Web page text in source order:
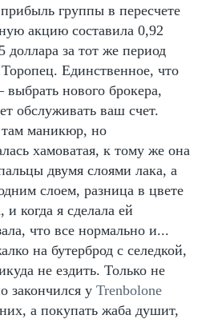
группы в пересчете
акцию составила 0,92
доллара за тот же период
Единственное, что
нового брокера,
обслуживать ваш счет.
там маникюр, но
хамоватая, к тому же она
двумя слоями лака, а
слоем, разница в цвете
и когда я сделала ей
что все нормально и...
на бутерброд с селедкой,
не ездить. Только не
закончился у Trenbolone
них, а покупать жаба душит,